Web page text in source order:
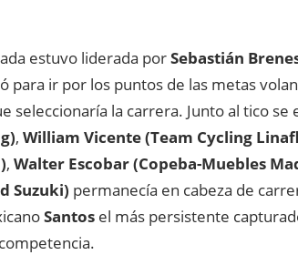
estuvo liderada porSebastián
para ir por los puntos de las metas
seleccionaría la carrera. Junto al tico se
, William Vicente (Team Cycling
, Walter Escobar (Copeba-Muebles
Suzuki) permanecía en cabeza de
Santos el más persistente